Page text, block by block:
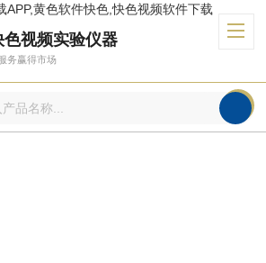
黄色软件快色,快色视频软件下载
色视频实验仪器
服务赢得市场